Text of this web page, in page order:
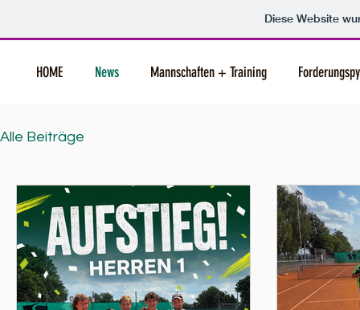
Diese Website
HOME News Mannschaften + Training
Alle Beiträge